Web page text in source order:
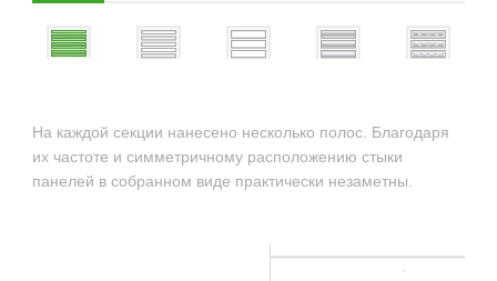
На каждой секции нанесено несколько полос. Благодаря
их частоте и симметричному расположению стыки
панелей в собранном виде практически незаметны.